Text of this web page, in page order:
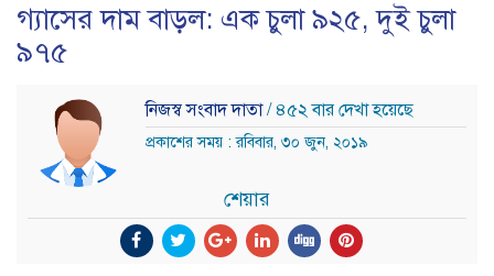
গ্যাসের দাম বাড়ল: এক চুলা ৯২৫, দুই চুলা
৯৭৫
নিজস্ব সংবাদ দাতা/ ৪৫২ বার দেখা হয়েছে
প্রকাশের সময় : রবিবার, ৩০ জুন, ২০১৯
শেয়ার